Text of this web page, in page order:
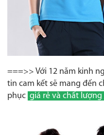
===>> Với 12 năm kinh
tin cam kết sẽ mang đến
phục giá rẻ và chất